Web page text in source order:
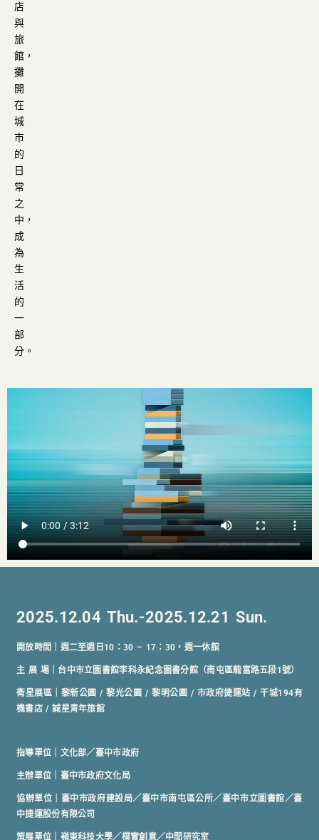
店
與
旅
館，
攤
開
在
城
市
的
日
常
之
中，
成
為
生
活
的
一
部
分。
2025.12.04 Thu.-2025.12.21 Sun.
開放時間｜週二至週日10：30 – 17：30，週一休館
主 展 場｜台中市立圖書館李科永紀念圖書分館（南屯區龍富路五段1號）
衛星展區｜黎新公園 / 黎光公園 / 黎明公園 / 市政府捷運站 / 干城194有
機書店 / 誠星青年旅館
指導單位｜文化部／臺中市政府
主辦單位｜臺中市政府文化局
協辦單位｜臺中市政府建設局／臺中市南屯區公所／臺中市立圖書館／臺
中捷運股份有限公司
策展單位｜嶺東科技大學／樸實創意／中間研究室